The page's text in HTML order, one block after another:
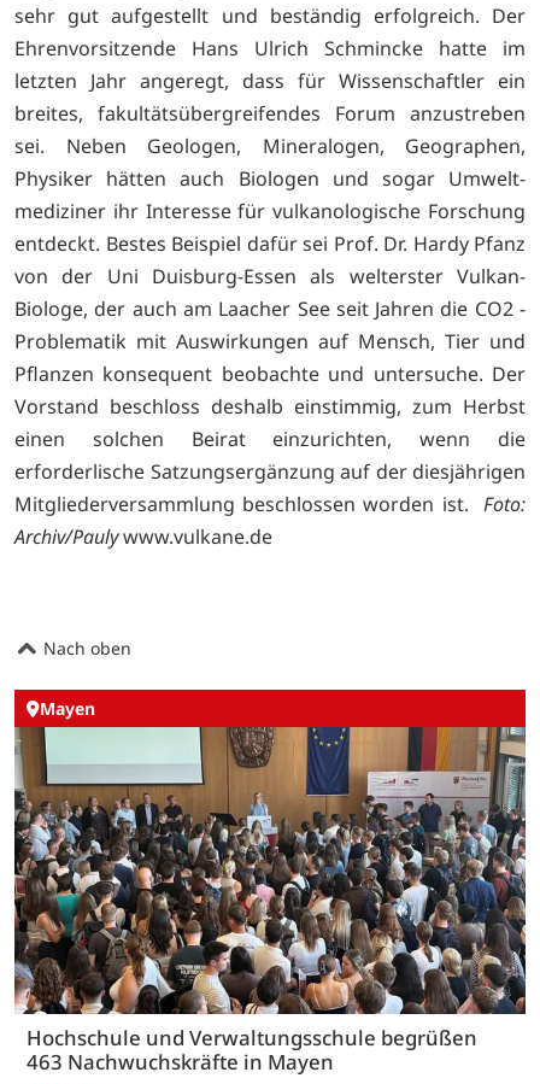
sehr gut aufgestellt und beständig erfolgreich. Der
Ehrenvorsitzende Hans Ulrich Schmincke hatte im
letzten Jahr angeregt, dass für Wissenschaftler ein
breites, fakultätsübergreifendes Forum anzustreben
sei. Neben Geologen, Mineralogen, Geographen,
Physiker hätten auch Biologen und sogar Umwelt-
mediziner ihr Interesse für vulkanologische Forschung
entdeckt. Bestes Beispiel dafür sei Prof. Dr. Hardy Pfanz
von der Uni Duisburg-Essen als welterster Vulkan-
Biologe, der auch am Laacher See seit Jahren die CO2 -
Problematik mit Auswirkungen auf Mensch, Tier und
Pflanzen konsequent beobachte und untersuche. Der
Vorstand beschloss deshalb einstimmig, zum Herbst
einen solchen Beirat einzurichten, wenn die
erforderlische Satzungsergänzung auf der diesjährigen
Mitgliederversammlung beschlossen worden ist. Foto:
Archiv/Paulywww.vulkane.de
Nach oben
Mayen
Hochschule und Verwaltungsschule begrüßen
463 Nachwuchskräfte in Mayen